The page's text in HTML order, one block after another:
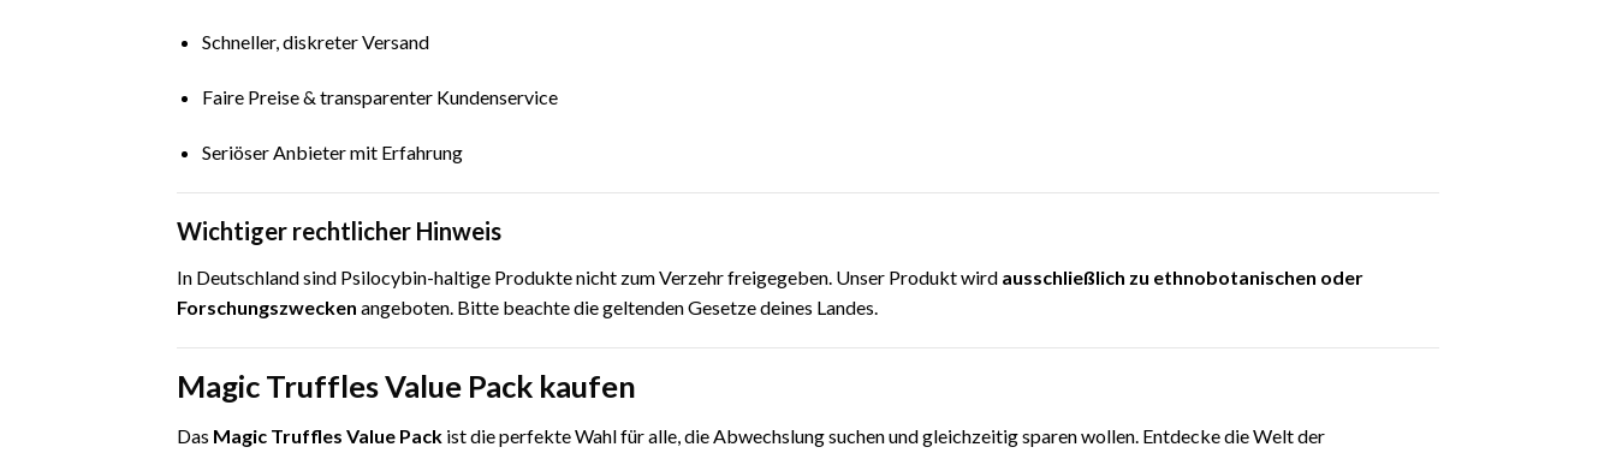
Schneller, diskreter Versand
Faire Preise & transparenter Kundenservice
Seriöser Anbieter mit Erfahrung
Wichtiger rechtlicher Hinweis
In Deutschland sind Psilocybin-haltige Produkte nicht zum Verzehr freigegeben. Unser Produkt wird ausschließlich zu ethnobotanischen oder
Forschungszwecken angeboten. Bitte beachte die geltenden Gesetze deines Landes.
Magic Truffles Value Pack kaufen
Das Magic Truffles Value Pack ist die perfekte Wahl für alle, die Abwechslung suchen und gleichzeitig sparen wollen. Entdecke die Welt der